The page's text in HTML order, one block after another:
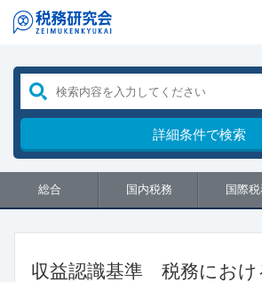
詳細条件で検索
総合 国内税務 国際
収益認識基準 税務におけ